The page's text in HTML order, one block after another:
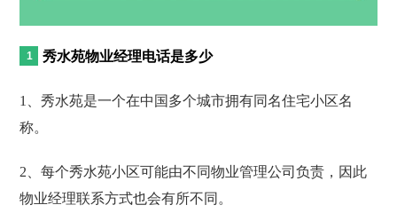
秀水苑物业经理电话是多少
1、秀水苑是一个在中国多个城市拥有同名住宅小区名
称。
2、每个秀水苑小区可能由不同物业管理公司负责，因此
物业经理联系方式也会有所不同。